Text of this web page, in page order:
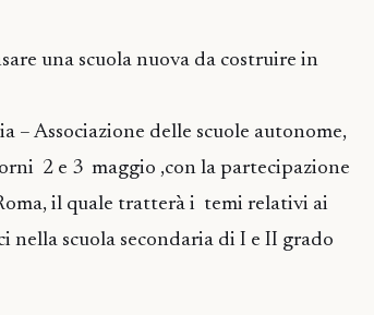
una scuola nuova da costruire in
– Associazione delle scuole autonome,
2 e 3 maggio ,con la partecipazione
il quale tratterà i temi relativi ai
scuola secondaria di I e II grado